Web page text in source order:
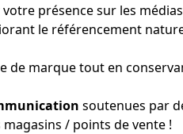
présence sur les
le référencement
de marque tout en
soutenues par
/ points de vente !